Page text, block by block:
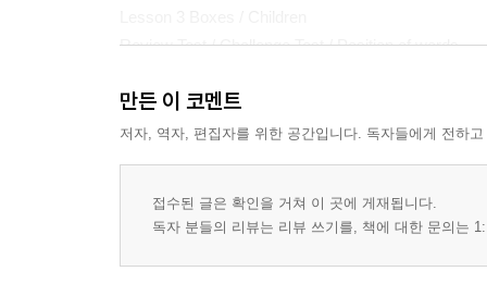
Review Test / Challenge Test / Position of words
Chapter 3
Lesson 1 It Is Not a Monkey.
Lesson 4 What / Who
만든 이 코멘트
저자, 역자, 편집자를 위한 공간입니다. 독자들에게 전하
접수된 글은 확인을 거쳐 이 곳에 게재됩니다.
독자 분들의 리뷰는 리뷰 쓰기를, 책에 대한 문의는